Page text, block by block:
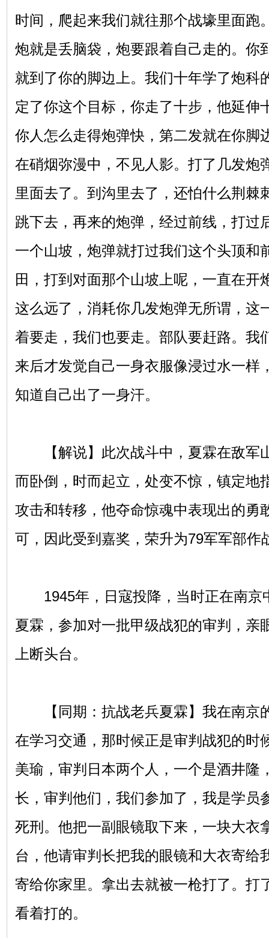
时间，爬起来我们就往那个战壕里面跑
炮就是丢脑袋，炮要跟着自己走的。你
就到了你的脚边上。我们十年学了炮科
定了你这个目标，你走了十步，他延伸
你人怎么走得炮弹快，第二发就在你脚
在硝烟弥漫中，不见人影。打了几发炮
里面去了。到沟里去了，还怕什么荆棘
跳下去，再来的炮弹，经过前线，打过
一个山坡，炮弹就打过我们这个头顶和
田，打到对面那个山坡上呢，一直在开
这么远了，消耗你几发炮弹无所谓，这
着要走，我们也要走。部队要赶路。我
来后才发觉自己一身衣服像浸过水一样
知道自己出了一身汗。
【解说】此次战斗中，夏霖在敌军
而卧倒，时而起立，处变不惊，镇定地
攻击和转移，他夺命惊魂中表现出的勇
可，因此受到嘉奖，荣升为79军军部作
1945年，日寇投降，当时正在南京
夏霖，参加对一批甲级战犯的审判，亲
上断头台。
【同期：抗战老兵夏霖】我在南京
在学习交通，那时候正是审判战犯的时
美瑜，审判日本两个人，一个是酒井隆
长，审判他们，我们参加了，我是学员
死刑。他把一副眼镜取下来，一块大衣
台，他请审判长把我的眼镜和大衣寄给
寄给你家里。拿出去就被一枪打了。打
看着打的。